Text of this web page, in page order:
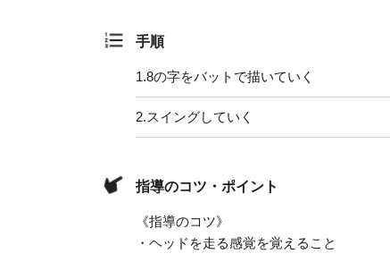
手順
1.8の字をバットで描いていく
2.スイングしていく
指導のコツ・ポイント
《指導のコツ》
・ヘッドを走る感覚を覚えること